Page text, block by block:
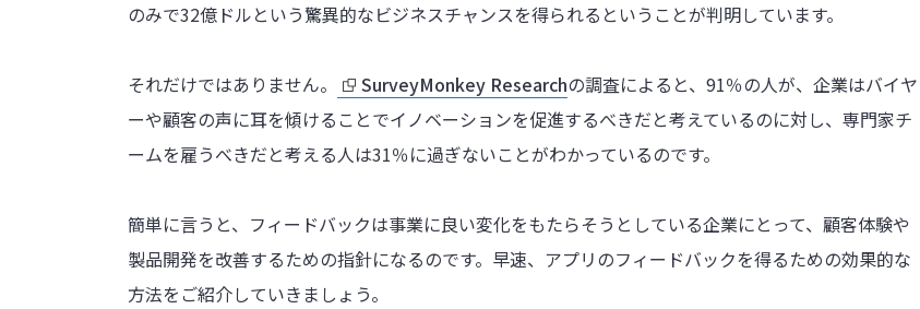
のみで32億ドルという驚異的なビジネスチャンスを得られるということが判明しています。
それだけではありません。 SurveyMonkey Researchの調査によると、91％の人が、企業はバイヤ
ーや顧客の声に耳を傾けることでイノベーションを促進するべきだと考えているのに対し、専門家チ
ームを雇うべきだと考える人は31％に過ぎないことがわかっているのです。
簡単に言うと、フィードバックは事業に良い変化をもたらそうとしている企業にとって、顧客体験や
製品開発を改善するための指針になるのです。早速、アプリのフィードバックを得るための効果的な
方法をご紹介していきましょう。